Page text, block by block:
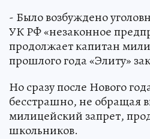
- Было возбуждено
УК РФ «незаконное
продолжает капитан
прошлого года «Элиту»
Но сразу после Нового
бесстрашно, не обращая
милицейский запрет,
школьников.